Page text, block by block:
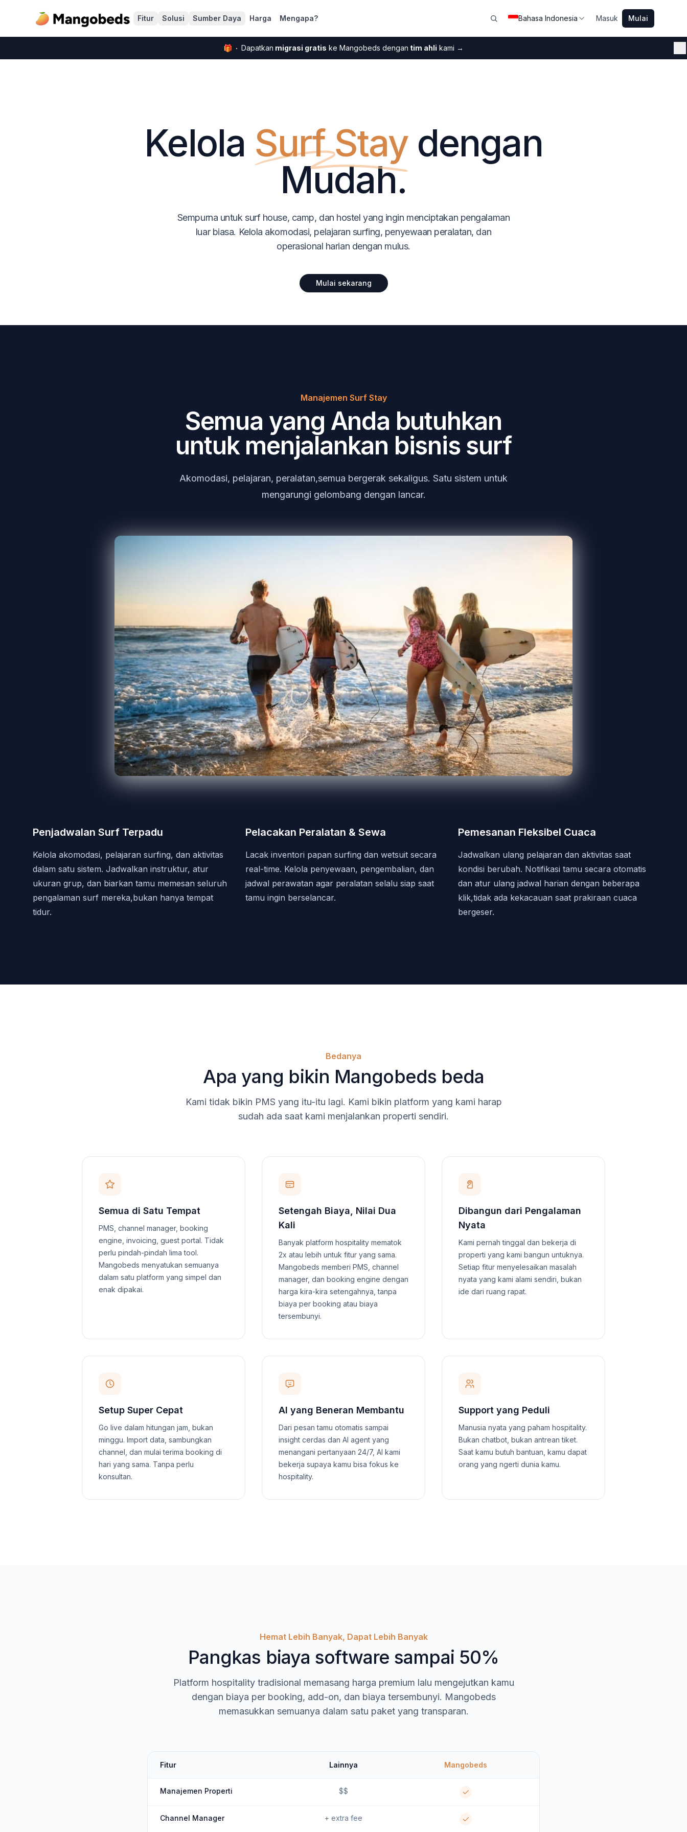
Fitur Solusi Sumber Daya Harga Mengapa? Bahasa Indonesia Masuk Mulai
🎁 Dapatkan migrasi gratis ke Mangobeds dengan tim ahli kami →
Kelola Surf Stay dengan
Mudah.
Sempurna untuk surf house, camp, dan hostel yang ingin menciptakan pengalaman
luar biasa. Kelola akomodasi, pelajaran surfing, penyewaan peralatan, dan
operasional harian dengan mulus.
Mulai sekarang
Manajemen Surf Stay
Semua yang Anda butuhkan
untuk menjalankan bisnis surf
Akomodasi, pelajaran, peralatan,semua bergerak sekaligus. Satu sistem untuk
mengarungi gelombang dengan lancar.
Penjadwalan Surf Terpadu
Kelola akomodasi, pelajaran surfing, dan aktivitas
dalam satu sistem. Jadwalkan instruktur, atur
ukuran grup, dan biarkan tamu memesan seluruh
pengalaman surf mereka,bukan hanya tempat
tidur.
Pelacakan Peralatan & Sewa
Lacak inventori papan surfing dan wetsuit secara
real-time. Kelola penyewaan, pengembalian, dan
jadwal perawatan agar peralatan selalu siap saat
tamu ingin berselancar.
Pemesanan Fleksibel Cuaca
Jadwalkan ulang pelajaran dan aktivitas saat
kondisi berubah. Notifikasi tamu secara otomatis
dan atur ulang jadwal harian dengan beberapa
klik,tidak ada kekacauan saat prakiraan cuaca
bergeser.
Bedanya
Apa yang bikin Mangobeds beda
Kami tidak bikin PMS yang itu-itu lagi. Kami bikin platform yang kami harap
sudah ada saat kami menjalankan properti sendiri.
Semua di Satu Tempat
PMS, channel manager, booking
engine, invoicing, guest portal. Tidak
perlu pindah-pindah lima tool.
Mangobeds menyatukan semuanya
dalam satu platform yang simpel dan
enak dipakai.
Setengah Biaya, Nilai Dua
Kali
Banyak platform hospitality mematok
2x atau lebih untuk fitur yang sama.
Mangobeds memberi PMS, channel
manager, dan booking engine dengan
harga kira-kira setengahnya, tanpa
biaya per booking atau biaya
tersembunyi.
Dibangun dari Pengalaman
Nyata
Kami pernah tinggal dan bekerja di
properti yang kami bangun untuknya.
Setiap fitur menyelesaikan masalah
nyata yang kami alami sendiri, bukan
ide dari ruang rapat.
Setup Super Cepat
Go live dalam hitungan jam, bukan
minggu. Import data, sambungkan
channel, dan mulai terima booking di
hari yang sama. Tanpa perlu
konsultan.
AI yang Beneran Membantu
Dari pesan tamu otomatis sampai
insight cerdas dan AI agent yang
menangani pertanyaan 24/7, AI kami
bekerja supaya kamu bisa fokus ke
hospitality.
Support yang Peduli
Manusia nyata yang paham hospitality.
Bukan chatbot, bukan antrean tiket.
Saat kamu butuh bantuan, kamu dapat
orang yang ngerti dunia kamu.
Hemat Lebih Banyak, Dapat Lebih Banyak
Pangkas biaya software sampai 50%
Platform hospitality tradisional memasang harga premium lalu mengejutkan kamu
dengan biaya per booking, add-on, dan biaya tersembunyi. Mangobeds
memasukkan semuanya dalam satu paket yang transparan.
Fitur Lainnya Mangobeds
Manajemen Properti $$
Channel Manager + extra fee